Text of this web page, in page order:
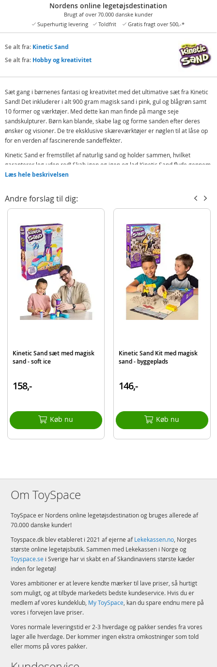
Nordens online legetøjsdestination
Brugt af over 70.000 danske kunder
Superhurtig levering
Toldfrit Gratis fragt over 500,-*
Se alt fra: Kinetic Sand
Se alt fra: Hobby og kreativitet
Sæt gang i børnenes fantasi og kreativitet med det ultimative sæt fra Kinetic
Sand! Det inkluderer i alt 900 gram magisk sand i pink, gul og blågrøn samt
10 former og værktøjer. Med dette kan man finde på mange seje
sandskulpturer. Børn kan blande, skabe lag og forme sanden efter deres
ønsker og visioner. De tre eksklusive skæreværktøjer er nøglen til at låse op
for en verden af fascinerende sandeffekter.
Kinetic Sand er fremstillet af naturlig sand og holder sammen, hvilket
garanterer leg uden rod! Skab igen og igen og lad Kinetic Sand flyde gennem
hænderne - det er så tilfredsstillende! Legesand er et sjovt alternativ til
Indeholder:
Kinetic Sand - pinkm gul og blågrøn
10 former og værktøjer
Detaljer
Mængde sand: 860 gram
Alder: fra 7 år
Produktdetaljer
778988250020
Mærke Kinetic Sand
Læs hele beskrivelsen
Andre forslag til dig:
Kinetic Sand sæt med magisk
sand - soft ice
158,-
Køb nu
Kinetic Sand Kit med magisk
sand - byggeplads
146,-
Køb nu
Om ToySpace
ToySpace er Nordens online legetøjsdestination og bruges allerede af
70.000 danske kunder!
Toyspace.dk blev etableret i 2021 af ejerne afLekekassen.no, Norges
største online legetøjsbutik. Sammen med Lekekassen i Norge og
Toyspace.se i Sverige har vi skabt en af Skandinaviens største kæder
inden for legetøj!
Vores ambitioner er at levere kendte mærker til lave priser, så hurtigt
som muligt, og at tilbyde markedets bedste kundeservice. Hvis du er
medlem af vores kundeklub, My ToySpace, kan du spare endnu mere på
vores i forvejen lave priser.
Vores normale leveringstid er 2-3 hverdage og pakker sendes fra vores
lager alle hverdage. Der kommer ingen ekstra omkostninger som told
eller moms på vores pakker.